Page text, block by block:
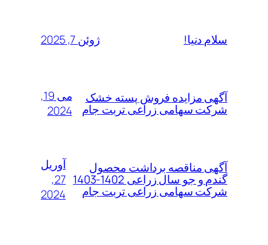
سلام دنیا! ژوئن 7, 2025
آگهی مزایده فروش پسته خشک
شرکت سهامی زراعی تربت جام
می 19,
2024
آگهی مناقصه برداشت محصول
گندم و جو سال زراعی 1402-1403
شرکت سهامی زراعی تربت جام
آوریل
27,
2024